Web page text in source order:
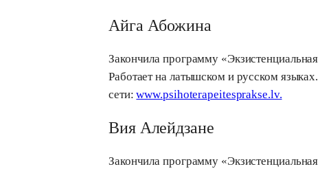
Aйга Aбожина
Закончила программу
Работает на латышском и русском
сети:www.psihoterapeitesprakse.lv.
Вия Алейдзане
Закончила программу